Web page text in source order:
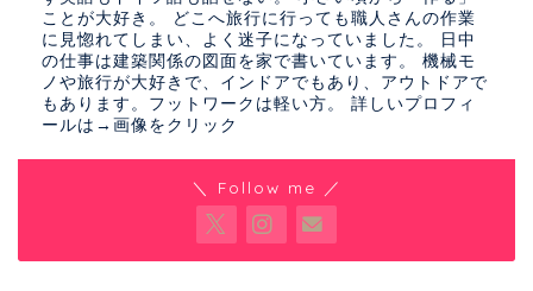
ことが大好き。 どこへ旅行に行っても職人さんの作業
に見惚れてしまい、よく迷子になっていました。 日中
の仕事は建築関係の図面を家で書いています。 機械モ
ノや旅行が大好きで、インドアでもあり、アウトドアで
もあります。フットワークは軽い方。 詳しいプロフィ
ールは→画像をクリック
＼ Follow me ／